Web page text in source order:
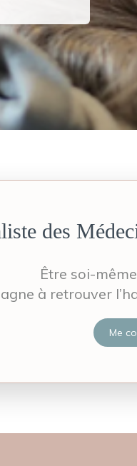
des
Être soi-
à retrouver
Me